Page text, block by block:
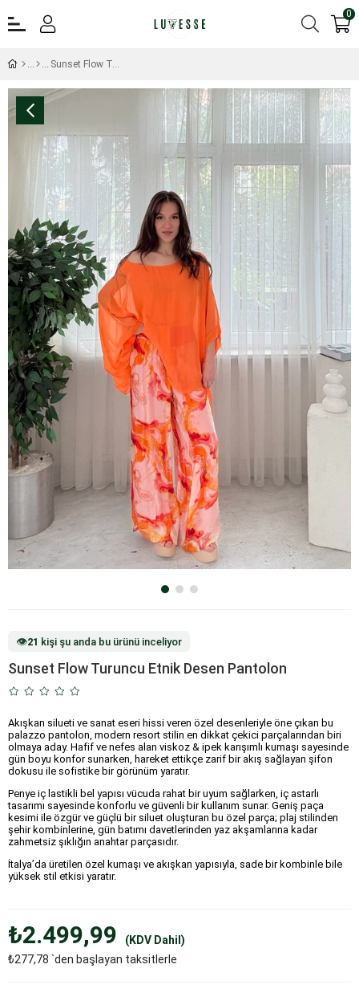
0
Sunset Flow Turuncu Etnik Desen Pantolon
👁️21 kişi şu anda bu ürünü inceliyor
Sunset Flow Turuncu Etnik Desen Pantolon
Akışkan silueti ve sanat eseri hissi veren özel desenleriyle öne çıkan bu
palazzo pantolon, modern resort stilin en dikkat çekici parçalarından biri
olmaya aday. Hafif ve nefes alan viskoz & ipek karışımlı kumaşı sayesinde
gün boyu konfor sunarken, hareket ettikçe zarif bir akış sağlayan şifon
dokusu ile sofistike bir görünüm yaratır.
Penye iç lastikli bel yapısı vücuda rahat bir uyum sağlarken, iç astarlı
tasarımı sayesinde konforlu ve güvenli bir kullanım sunar. Geniş paça
kesimi ile özgür ve güçlü bir siluet oluşturan bu özel parça; plaj stilinden
şehir kombinlerine, gün batımı davetlerinden yaz akşamlarına kadar
zahmetsiz şıklığın anahtar parçasıdır.
İtalya’da üretilen özel kumaşı ve akışkan yapısıyla, sade bir kombinle bile
yüksek stil etkisi yaratır.
₺2.499,99
(KDV Dahil)
₺277,78 `den başlayan taksitlerle